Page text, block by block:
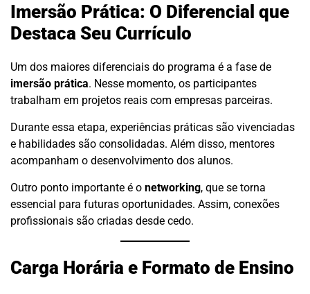
Imersão Prática: O Diferencial que
Destaca Seu Currículo
Um dos maiores diferenciais do programa é a fase de
imersão prática. Nesse momento, os participantes
trabalham em projetos reais com empresas parceiras.
Durante essa etapa, experiências práticas são vivenciadas
e habilidades são consolidadas. Além disso, mentores
acompanham o desenvolvimento dos alunos.
Outro ponto importante é o networking, que se torna
essencial para futuras oportunidades. Assim, conexões
profissionais são criadas desde cedo.
Carga Horária e Formato de Ensino